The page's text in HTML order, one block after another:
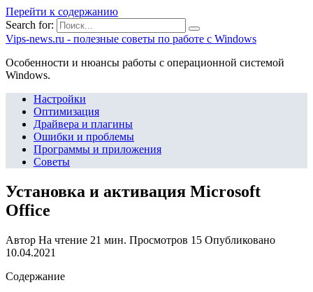
Перейти к содержанию
Search for:
Vips-news.ru - полезные советы по работе с Windows
Особенности и нюансы работы с операционной системой
Windows.
Настройки
Оптимизация
Драйвера и плагины
Ошибки и проблемы
Программы и приложения
Советы
Установка и активация Microsoft
Office
Автор На чтение 21 мин. Просмотров 15 Опубликовано
10.04.2021
Содержание